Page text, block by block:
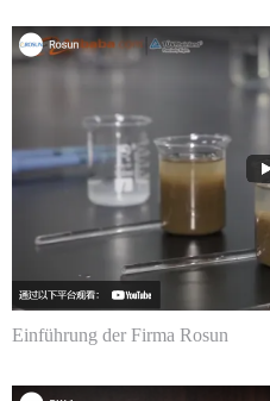
Einführung der Firma Rosun